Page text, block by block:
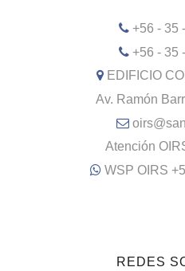
+56 - 35
+56 - 35
EDIFICIO
Av. Ramón
Atención
WSP OIRS
REDES